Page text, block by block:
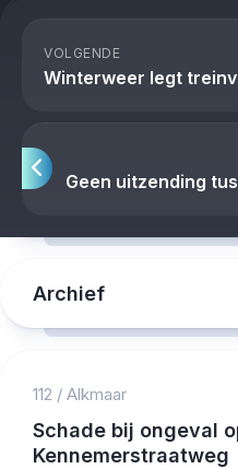
VOLGENDE
Winterweer legt
Geen uitzending
Archief
112 / Alkmaar
Schade bij ongeval
Kennemerstraatweg